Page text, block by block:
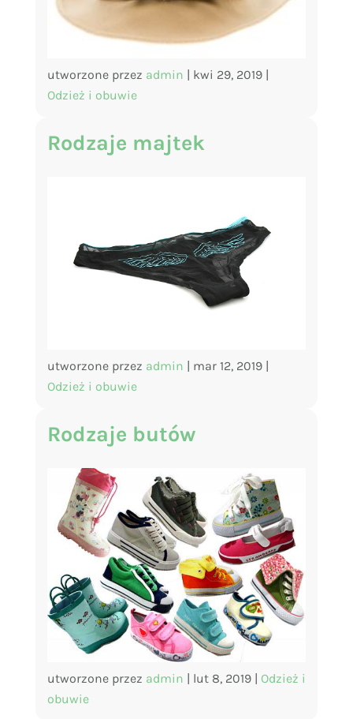
utworzone przez admin kwi 29, 2019|
Odzież i obuwie
Rodzaje majtek
utworzone przez admin | mar 12, 2019|
Odzież i obuwie
Rodzaje butów
utworzone przez admin | lut 8, 2019| Odzież i
obuwie